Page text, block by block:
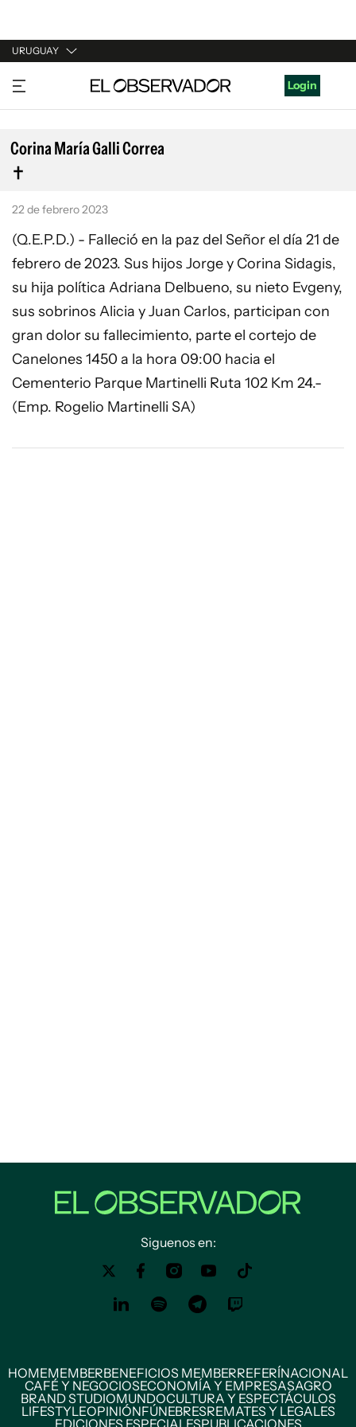
URUGUAY
URUGUAY
ARGENTINA
ESPAÑA
ESTADOS UNIDOS
Login
Corina María Galli Correa
22 de febrero 2023
(Q.E.P.D.) - Falleció en la paz del Señor el día 21 de
febrero de 2023. Sus hijos Jorge y Corina Sidagis,
su hija política Adriana Delbueno, su nieto Evgeny,
sus sobrinos Alicia y Juan Carlos, participan con
gran dolor su fallecimiento, parte el cortejo de
Canelones 1450 a la hora 09:00 hacia el
Cementerio Parque Martinelli Ruta 102 Km 24.-
(Emp. Rogelio Martinelli SA)
Siguenos en:
HOMEMEMBERBENEFICIOS MEMBERREFERÍNACIONAL
CAFÉ Y NEGOCIOSECONOMÍA Y EMPRESASAGRO
BRAND STUDIOMUNDOCULTURA Y ESPECTÁCULOS
LIFESTYLEOPINIÓNFÚNEBRESREMATES Y LEGALES
EDICIONES ESPECIALESPUBLICACIONES